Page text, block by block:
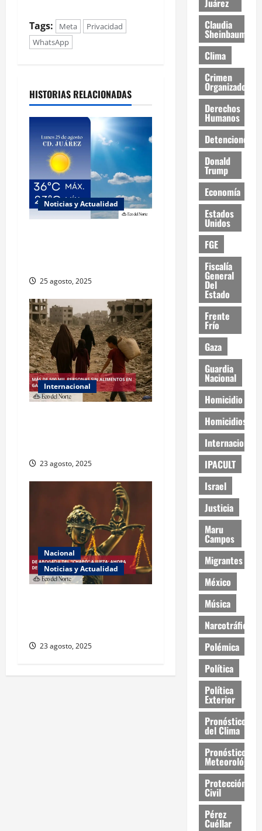
Tags: Meta
Privacidad
WhatsApp
HISTORIAS RELACIONADAS
Noticias y Actualidad
25 agosto, 2025
Internacional
23 agosto, 2025
Nacional
Noticias y Actualidad
23 agosto, 2025
Juárez
Claudia
Sheinbaum
Clima
Crimen
Organizado
Derechos
Humanos
Detenciones
Donald
Trump
Economía
Estados
Unidos
FGE
Fiscalía
General
Del
Estado
Frente
Frío
Gaza
Guardia
Nacional
Homicidio
Homicidios
Internacional
IPACULT
Israel
Justicia
Maru
Campos
Migrantes
México
Música
Narcotráfico
Polémica
Política
Política
Exterior
Pronóstico
del Clima
Pronóstico
Meteorológico
Protección
Civil
Pérez
Cuéllar